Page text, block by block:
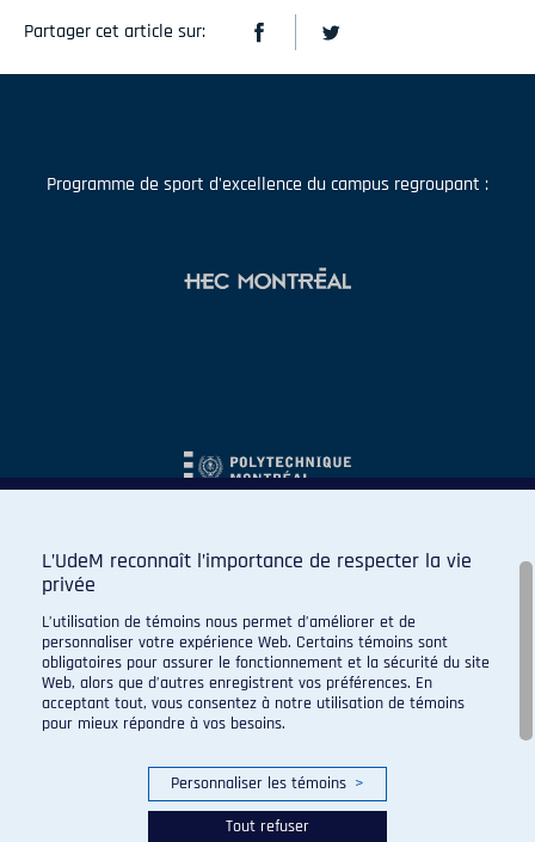
Partager cet article sur:
Programme de sport d'excellence du campus regroupant :
L’UdeM reconnaît l’importance de respecter la vie
privée
L’utilisation de témoins nous permet d’améliorer et de
personnaliser votre expérience Web. Certains témoins sont
obligatoires pour assurer le fonctionnement et la sécurité du site
Web, alors que d’autres enregistrent vos préférences. En
acceptant tout, vous consentez à notre utilisation de témoins
pour mieux répondre à vos besoins.
Personnaliser les témoins >
Tout refuser